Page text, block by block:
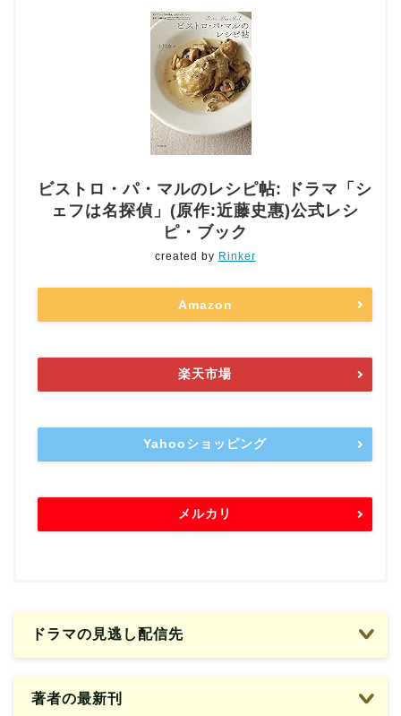
ビストロ・パ・マルのレシピ帖: ドラマ「シ
ェフは名探偵」(原作:近藤史惠)公式レシ
ピ・ブック
created by Rinker
Amazon
楽天市場
Yahooショッピング
メルカリ
ドラマの見逃し配信先
著者の最新刊